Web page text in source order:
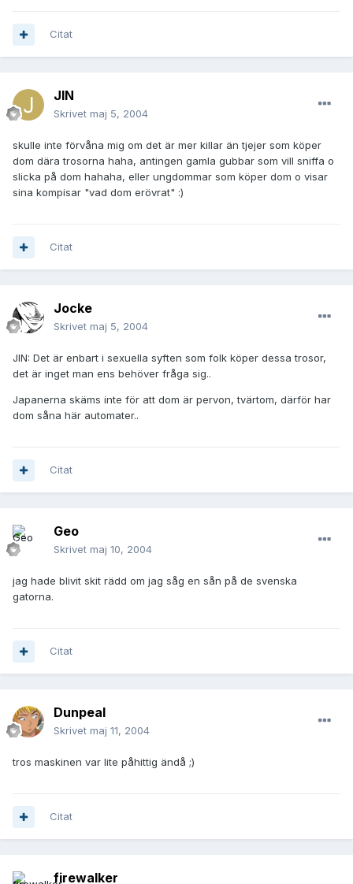
Citat
JIN
Skrivet maj 5, 2004
skulle inte förvåna mig om det är mer killar än tjejer som köper
dom dära trosorna haha, antingen gamla gubbar som vill sniffa o
slicka på dom hahaha, eller ungdommar som köper dom o visar
sina kompisar "vad dom erövrat" :)
Citat
Jocke
Skrivet maj 5, 2004
JIN: Det är enbart i sexuella syften som folk köper dessa trosor,
det är inget man ens behöver fråga sig..
Japanerna skäms inte för att dom är pervon, tvärtom, därför har
dom såna här automater..
Citat
Geo
Skrivet maj 10, 2004
jag hade blivit skit rädd om jag såg en sån på de svenska
gatorna.
Citat
Dunpeal
Skrivet maj 11, 2004
tros maskinen var lite påhittig ändå ;)
Citat
firewalker